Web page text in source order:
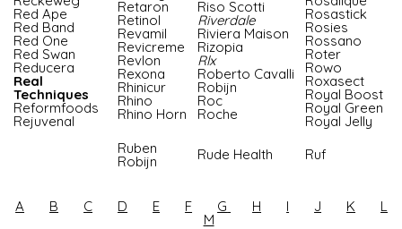
Red Ape
Red Band
Red One
Red Swan
Reducera
Real
Techniques
Reformfoods
Rejuvenal
Retaron
Retinol
Revamil
Revicreme
Revlon
Rexona
Rhinicur
Rhino
Rhino Horn
Riso Scotti
Riverdale
Riviera Maison
Rizopia
Rlx
Roberto Cavalli
Robijn
Roc
Roche
Rosastick
Rosies
Rossano
Roter
Rowo
Roxasect
Royal Boost
Royal Green
Royal Jelly
Ruben
Robijn Rude Health Ruf
A B C D E F G H I J K L
M